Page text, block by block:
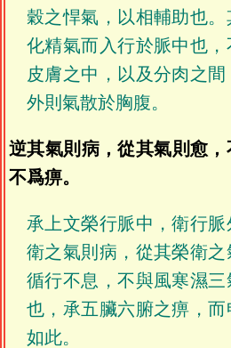
穀之悍氣，以相輔助也
化精氣而入行於脈中也
皮膚之中，以及分肉之間
外則氣散於胸腹。
逆其氣則病，從其氣則愈
不爲痹。
承上文榮行脈中，衛行
衛之氣則病，從其榮衛之
循行不息，不與風寒濕
也，承五臟六腑之痹，
如此。